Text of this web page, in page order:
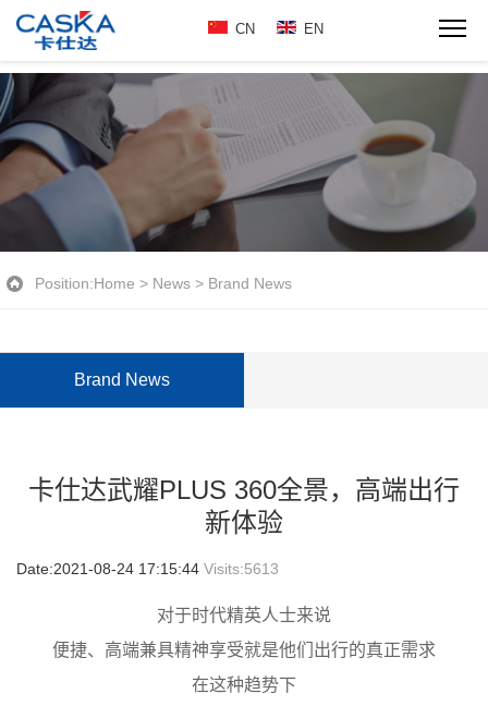
CN EN
Position:Home > News > Brand News
Brand News
卡仕达武耀PLUS 360全景，高端出行
新体验
Date:2021-08-24 17:15:44 Visits:5613
对于时代精英人士来说
便捷、高端兼具精神享受就是他们出行的真正需求
在这种趋势下